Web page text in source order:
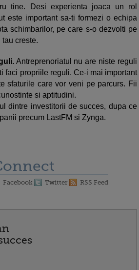
tine. Desi experienta joaca un rol
este important sa-ti formezi o echipa
schimbarilor, pe care s-o dezvolti pe
creste.
Antreprenoriatul nu are niste reguli
faci propriile reguli. Ce-i mai important
sfaturile care vor veni pe parcurs. Fii
si aptitudini.
dintre investitorii de succes, dupa ce
precum LastFM si Zynga.
Facebook Twitter RSS Feed